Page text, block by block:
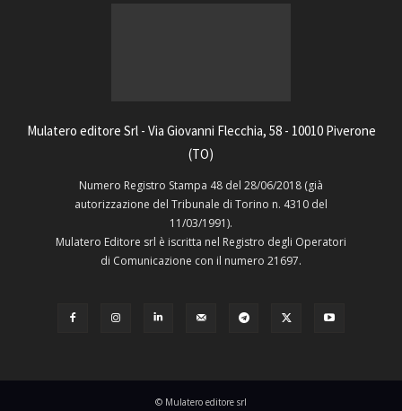
Mulatero editore Srl - Via Giovanni Flecchia, 58 - 10010 Piverone
(TO)
Numero Registro Stampa 48 del 28/06/2018 (già
autorizzazione del Tribunale di Torino n. 4310 del
11/03/1991).
Mulatero Editore srl è iscritta nel Registro degli Operatori
di Comunicazione con il numero 21697.
© Mulatero editore srl